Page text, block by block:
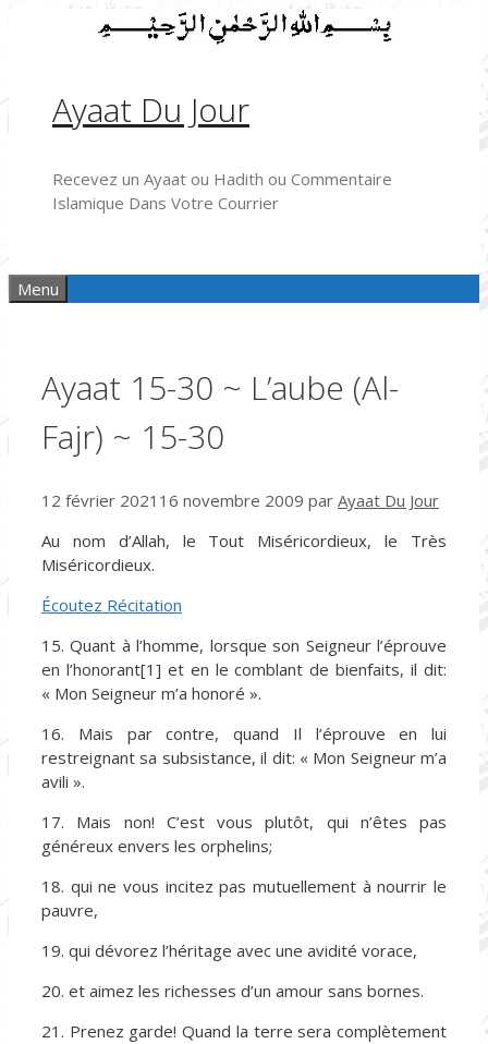
Ayaat Du Jour
Recevez un Ayaat ou Hadith ou Commentaire
Islamique Dans Votre Courrier
Menu
Ayaat 15-30 ~ L’aube (Al-
Fajr) ~ 15-30
12 février 2021 16 novembre 2009 par Ayaat Du Jour
Au nom d’Allah, le Tout Miséricordieux, le Très
Miséricordieux.
Écoutez Récitation
15. Quant à l’homme, lorsque son Seigneur l’éprouve
en l’honorant[1] et en le comblant de bienfaits, il dit:
« Mon Seigneur m’a honoré ».
16. Mais par contre, quand Il l’éprouve en lui
restreignant sa subsistance, il dit: « Mon Seigneur m’a
avili ».
17. Mais non! C’est vous plutôt, qui n’êtes pas
généreux envers les orphelins;
18. qui ne vous incitez pas mutuellement à nourrir le
pauvre,
19. qui dévorez l’héritage avec une avidité vorace,
20. et aimez les richesses d’un amour sans bornes.
21. Prenez garde! Quand la terre sera complètement